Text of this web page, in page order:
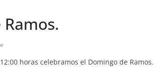
horas celebramos el Domingo de Ramos.